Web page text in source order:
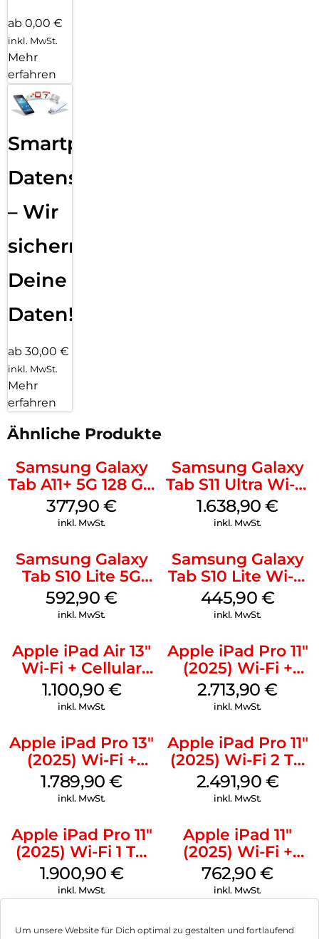
Um unsere Website für Dich optimal zu gestalten und fortlaufend
ab 0,00 €
inkl. MwSt.
Mehr
erfahren
Smartphone
Datensicherung
– Wir
sichern
Deine
Daten!
ab 30,00 €
inkl. MwSt.
Mehr
erfahren
Ähnliche Produkte
Samsung Galaxy
Tab A11+ 5G 128 GB
Gray
377,90€
inkl. MwSt.
Samsung Galaxy
Tab S11 Ultra Wi-Fi
512 GB Gray
1.638,90€
inkl. MwSt.
Samsung Galaxy
Tab S10 Lite 5G
256 GB Gray
592,90€
inkl. MwSt.
Samsung Galaxy
Tab S10 Lite Wi-Fi
128 GB Silver
445,90 €
inkl. MwSt.
Apple iPad Air 13″
Wi-Fi + Cellular
(2026) 128 GB Blau
1.100,90 €
inkl. MwSt.
Apple iPad Pro 11″
(2025) Wi-Fi +
Cellular 2 TB
Standardglas
2.713,90€
inkl. MwSt.
Apple iPad Pro 13″
(2025) Wi-Fi +
Cellular 256 GB
Standardglas
1.789,90€
inkl. MwSt.
Apple iPad Pro 11″
(2025) Wi-Fi 2 TB
Standardglas
Space Schwarz
2.491,90 €
inkl. MwSt.
Apple iPad Pro 11″
(2025) Wi-Fi 1 TB
Standardglas
Silber
1.900,90 €
inkl. MwSt.
Apple iPad 11″
(2025) Wi-Fi +
Cellular 256 GB
Silber
762,90€
inkl. MwSt.